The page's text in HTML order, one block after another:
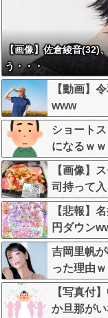
【画像】佐倉綾音(32)
う・・・
【動画】
www
ショート
になるｗ
【画像】
司持って
りそう
【悲報】
円ダウン
吉岡里帆
った理由
【写真付
か旦那が